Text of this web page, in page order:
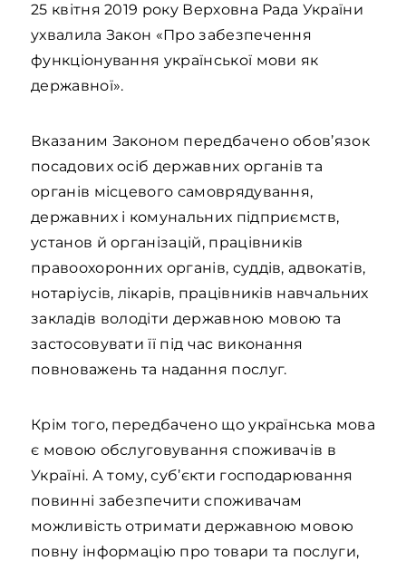
25 квітня 2019 року Верховна Рада України
ухвалила Закон «Про забезпечення
функціонування української мови як
державної».
Вказаним Законом передбачено обов’язок
посадових осіб державних органів та
органів місцевого самоврядування,
державних і комунальних підприємств,
установ й організацій, працівників
правоохоронних органів, суддів, адвокатів,
нотаріусів, лікарів, працівників навчальних
закладів володіти державною мовою та
застосовувати її під час виконання
повноважень та надання послуг.
Крім того, передбачено що українська мова
є мовою обслуговування споживачів в
Україні. А тому, суб’єкти господарювання
повинні забезпечити споживачам
можливість отримати державною мовою
повну інформацію про товари та послуги,